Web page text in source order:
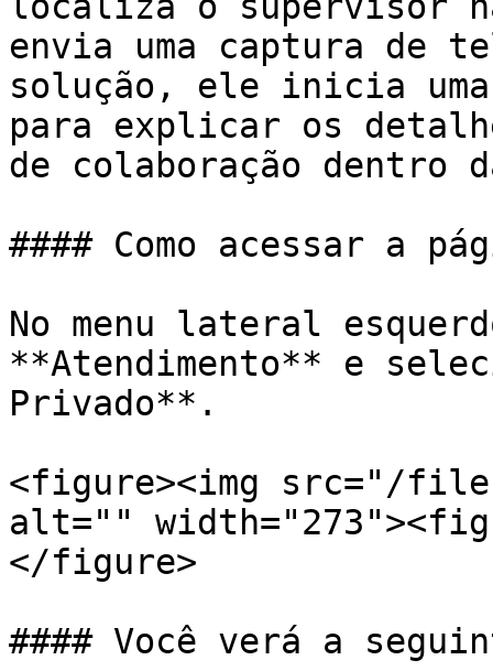
envia uma captura de
solução, ele inicia uma
para explicar os
de colaboração dentro
#### Como acessar a
No menu lateral
**Atendimento** e
Privado**.
<figure><img src="/files/
alt=""
</figure>
#### Você verá a